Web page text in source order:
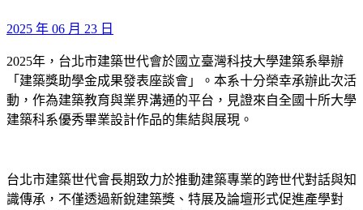
2025 年 06 月 23 日
2025年，台北市建築世代會於國立臺灣科技大學建築系舉辦
「建築獎助學金成果發表座談會」。本系十分榮幸承辦此次活
動，作為建築教育與業界溝通的平台，見證來自全國十所大學
建築科系優秀畢業設計作品的集結與展現。
台北市建築世代會長期致力於推動建築專業的跨世代對話與知
識傳承，不僅透過新銳建築獎、特展及論壇形式促進產學對